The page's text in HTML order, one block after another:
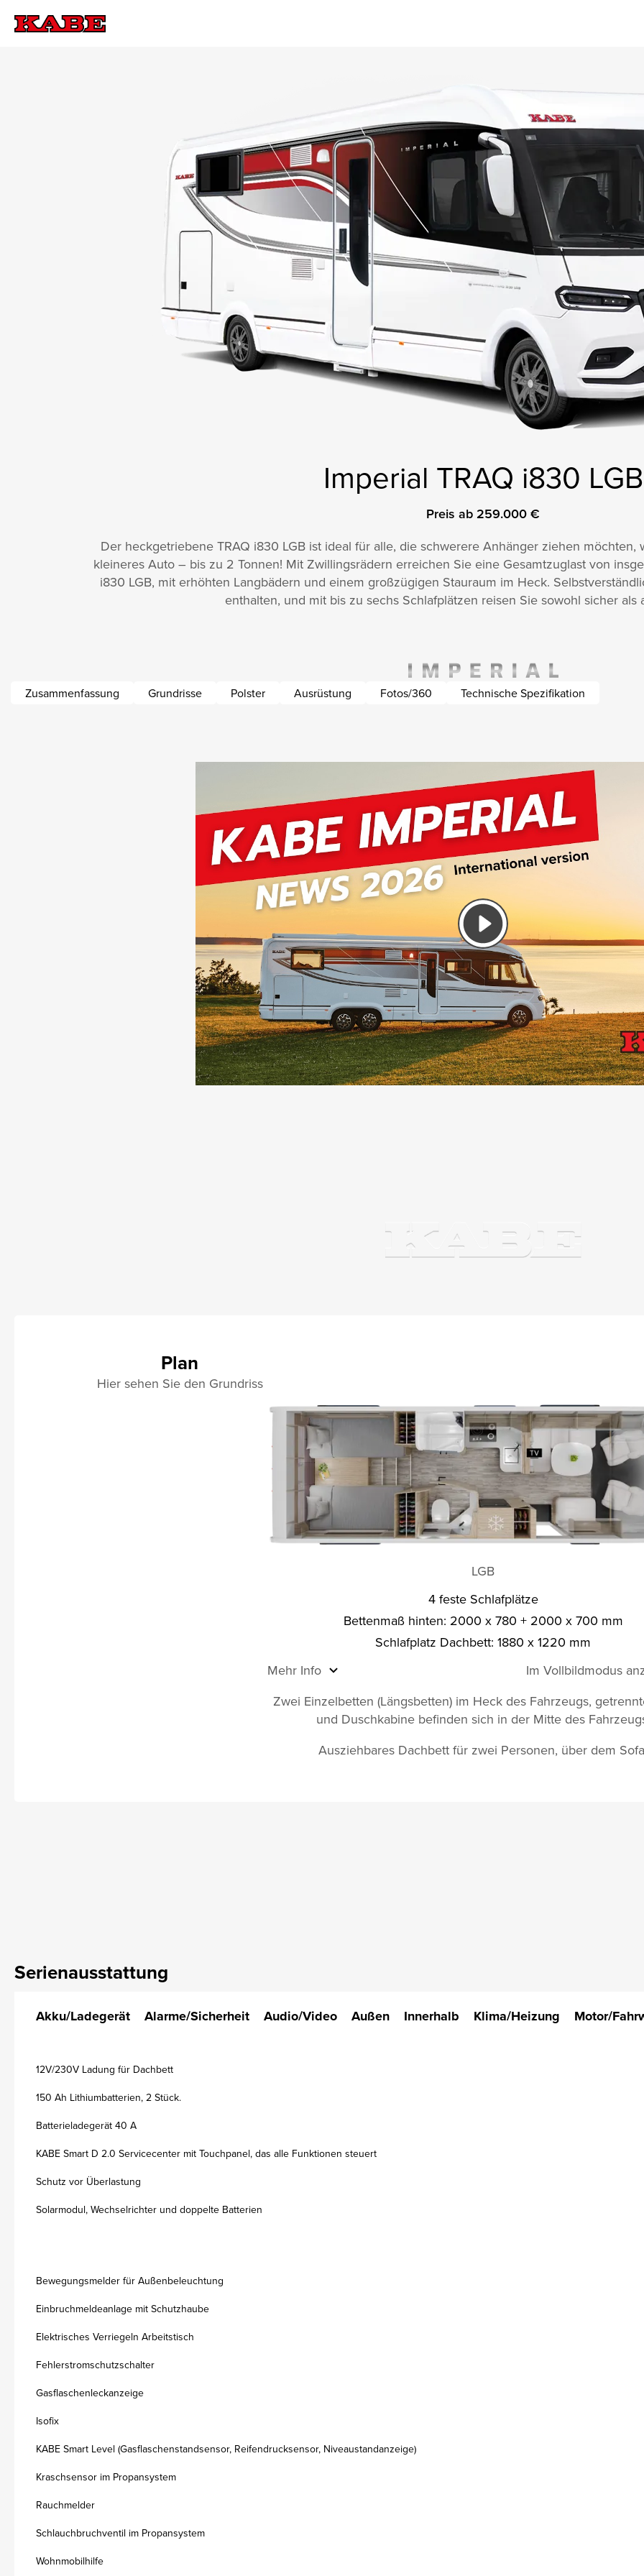
Imperial TRAQ i830 LGB
Preis ab 259.000 €
Der heckgetriebene TRAQ i830 LGB ist ideal für alle, die schwerere Anhänger ziehen
kleineres Auto – bis zu 2 Tonnen! Mit Zwillingsrädern erreichen Sie eine Gesamtzuglast von
i830 LGB, mit erhöhten Langbädern und einem großzügigen Stauraum im Heck.
enthalten, und mit bis zu sechs Schlafplätzen reisen Sie sowohl sicher als
Zusammenfassung Grundrisse Polster Ausrüstung Fotos/360 Technische Spezifikation
Plan
Hier sehen Sie den Grundriss
LGB
4 feste Schlafplätze
Bettenmaß hinten: 2000 x 780 + 2000 x 700 mm
Schlafplatz Dachbett: 1880 x 1220 mm
Mehr Info
Im Vollbildmodus
Zwei Einzelbetten (Längsbetten) im Heck des Fahrzeugs,
und Duschkabine befinden sich in der Mitte des
Ausziehbares Dachbett für zwei Personen, über dem
Serienausstattung
Akku/Ladegerät Alarme/Sicherheit Audio/Video Außen Innerhalb Klima/Heizung Motor/
12V/230V Ladung für Dachbett
150 Ah Lithiumbatterien, 2 Stück.
Batterieladegerät 40 A
KABE Smart D 2.0 Servicecenter mit Touchpanel, das alle Funktionen steuert
Schutz vor Überlastung
Solarmodul, Wechselrichter und doppelte Batterien
Bewegungsmelder für Außenbeleuchtung
Einbruchmeldeanlage mit Schutzhaube
Elektrisches Verriegeln Arbeitstisch
Fehlerstromschutzschalter
Gasflaschenleckanzeige
Isofix
KABE Smart Level (Gasflaschenstandsensor, Reifendrucksensor, Niveaustandanzeige)
Kraschsensor im Propansystem
Rauchmelder
Schlauchbruchventil im Propansystem
Wohnmobilhilfe